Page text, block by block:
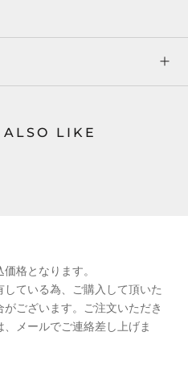
LIKE
格となります。
ている為、ご購入して頂いた
ございます。ご注文いただき
メールでご連絡差し上げま